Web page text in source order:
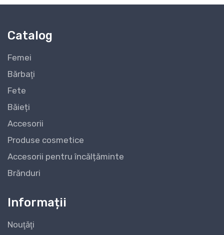
Catalog
Femei
Bărbaţi
Fete
Băieți
Accesorii
Produse cosmetice
Accesorii pentru încălțăminte
Brănduri
Informații
Nouţăţi